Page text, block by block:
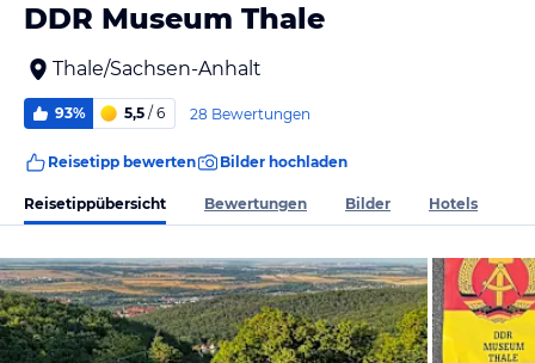
DDR Museum Thale
Thale/Sachsen-Anhalt
93% 5,5 / 6 28 Bewertungen
Reisetipp bewerten Bilder hochladen
Reisetippübersicht Bewertungen Bilder Hotels